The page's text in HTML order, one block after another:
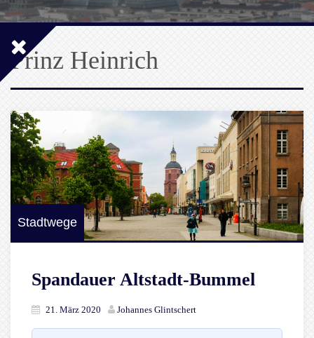
Prinz Heinrich
Stadtwege
Spandauer Altstadt-Bummel
21. März 2020 Johannes Glintschert